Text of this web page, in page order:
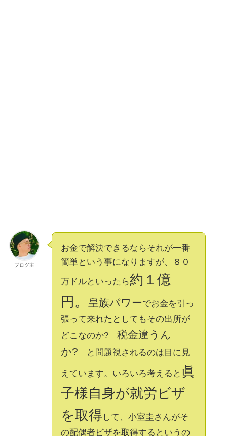
ブログ主
お金で解決できるならそれが一番
簡単という事になりますが、８０
万ドルといったら約１億
円。
皇族パワーでお金を引っ
張って来れたとしてもその出所が
どこなのか? 税金違うん
か? と問題視されるのは目に見
えています。いろいろ考えると 眞
子様自身が就労ビザ
を取得 して、小室圭さんがそ
の配偶者ビザを取得するというの